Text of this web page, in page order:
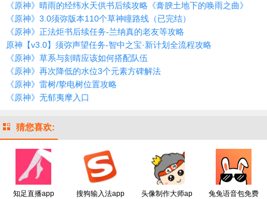
《原神》晴雨的经纬水天供书后续攻略《膏腴土地下的唤雨之曲》
《原神》3.0须弥版本110个草神瞳路线（已完结）
《原神》正法炬书后续任务-兰纳真的老友等攻略
原神【v3.0】须弥声望任务-智中之宝·新计划全流程攻略
《原神》草系与刻晴应该如何搭配队伍
《原神》再次降低的水位3个元素方碑解法
《原神》雷树/挚电树位置攻略
《原神》无郁夷摩入口
猜您喜欢:
知足直播app
搜狗输入法app
头像制作大师ap
兔兔语音包免费